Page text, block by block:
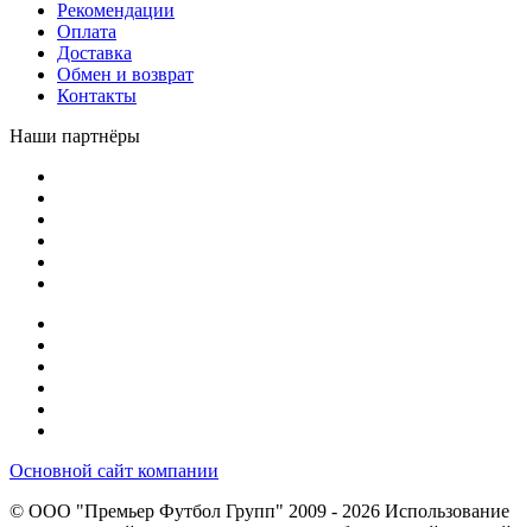
Рекомендации
Оплата
Доставка
Обмен и возврат
Контакты
Наши партнёры
Основной сайт компании
© ООО "Премьер Футбол Групп" 2009 - 2026 Использование